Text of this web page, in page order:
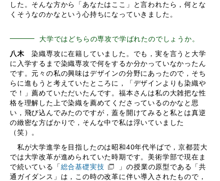
した。そんな方から「あなたはここ」と言われたら，何とな
くそうなのかなという心持ちになっていきました。
大学ではどちらの専攻で学ばれたのでしょうか。
八木 染織専攻に在籍していました。でも，実を言うと大学
に入学するまで染織専攻で何をするか分かっていなかったん
です。元々の私の興味はデザインの分野にあったので，そち
らに進もうと考えていたところに，「デザインよりも染織や
で！」薦めていただいたんです。福本さんは私の大雑把な性
格を理解した上で染織を薦めてくださっているのかなと思
い，飛び込んでみたのですが，蓋を開けてみると私とは真逆
の緻密な方ばかりで，そんな中で私は浮いていました
（笑）。
私が大学進学を目指したのは昭和40年代半ばで，京都芸大
では大学改革が進められていた時期です。美術学部で現在ま
で続いている「 総合基礎実技
」の授業の原型である「共
通ガイダンス」は，この時の改革に伴い導入されたもので，